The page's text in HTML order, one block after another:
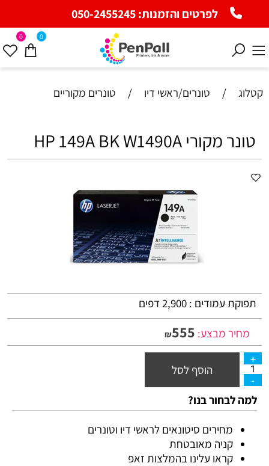
לפרטים והזמנות:050-2455245
0 0
קטלוג / טונרים/ראשי דיו / טונרים מקוריים
‏טונר מקורי HP 149A BK W1490A
תפוקת עמודים : 2,900 דפים
מחיר מבצע: ₪555
הוסף לסל
למה לבחור בנו?
מחירים סיטונאים לראשי דיו וטונרים
קניה מאובטחת
קראו עלינו בהמלצות זאפ